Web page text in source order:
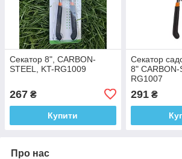
Секатор 8", CARBON-
STEEL, KT-RG1009
267 ₴
Купити
Секатор
8" CARBON-
RG1007
291₴
Про нас